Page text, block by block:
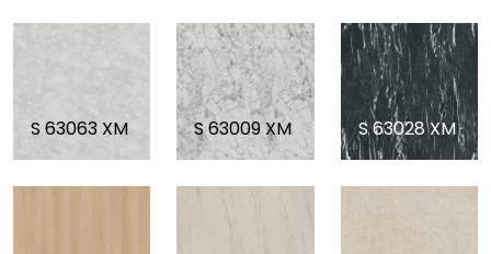
S 63063 XM S 63009 XM S 63028 XM